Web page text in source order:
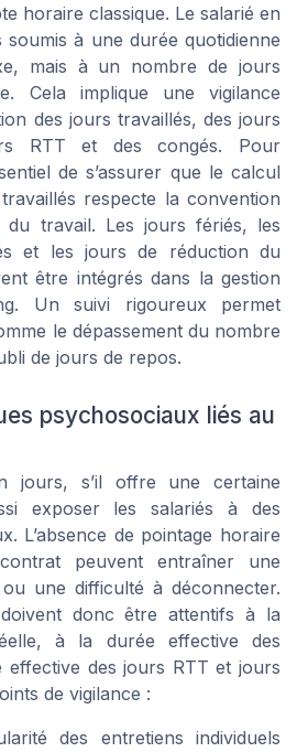
horaire classique. Le salarié en
soumis à une durée quotidienne
mais à un nombre de jours
Cela implique une vigilance
des jours travaillés, des jours
RTT et des congés. Pour
de s’assurer que le calcul
respecte la convention
travail. Les jours fériés, les
et les jours de réduction du
être intégrés dans la gestion
Un suivi rigoureux permet
le dépassement du nombre
de jours de repos.
psychosociaux liés au
jours, s’il offre une certaine
exposer les salariés à des
L’absence de pointage horaire
peuvent entraîner une
une difficulté à déconnecter.
donc être attentifs à la
à la durée effective des
effective des jours RTT et jours
de vigilance :
des entretiens individuels